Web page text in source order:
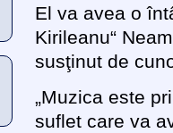
El va avea o
Kirileanu“
susţinut de
„Muzica este
suflet care va